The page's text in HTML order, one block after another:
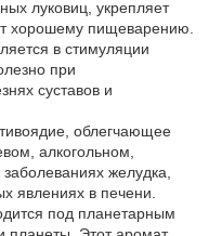
луковиц, укрепляет
хорошему пищеварению.
в стимуляции
при
суставов и
облегчающее
алкогольном,
желудка,
явлениях в печени.
под планетарным